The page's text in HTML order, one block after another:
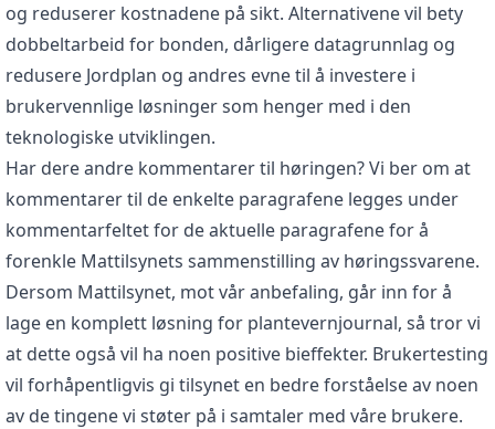
og reduserer kostnadene på sikt. Alternativene vil bety
dobbeltarbeid for bonden, dårligere datagrunnlag og
redusere Jordplan og andres evne til å investere i
brukervennlige løsninger som henger med i den
teknologiske utviklingen.
Har dere andre kommentarer til høringen? Vi ber om at
kommentarer til de enkelte paragrafene legges under
kommentarfeltet for de aktuelle paragrafene for å
forenkle Mattilsynets sammenstilling av høringssvarene.
Dersom Mattilsynet, mot vår anbefaling, går inn for å
lage en komplett løsning for plantevernjournal, så tror vi
at dette også vil ha noen positive bieffekter. Brukertesting
vil forhåpentligvis gi tilsynet en bedre forståelse av noen
av de tingene vi støter på i samtaler med våre brukere.